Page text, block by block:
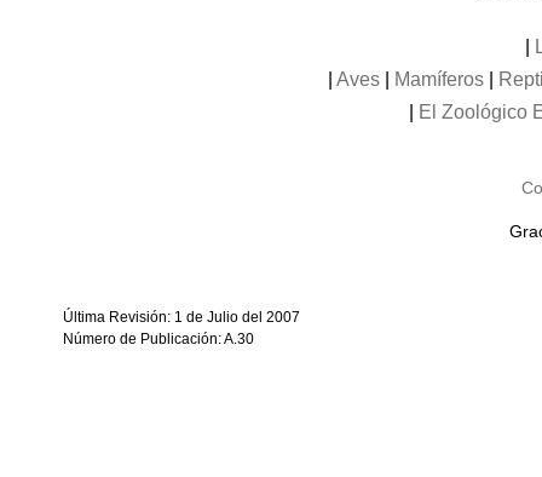
Aves| Mamíferos|
El Zoológico
Última Revisión: 1 de Julio del 2007
Número de Publicación: A.30